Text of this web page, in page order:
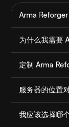
Arma
为什么我需要
定制 Arma
服务器的位置
我应该选择哪